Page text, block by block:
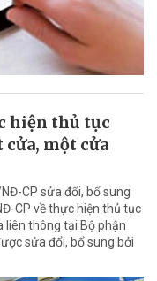
hiện thủ tục
một cửa
CP sửa đổi, bổ sung
CP về thực hiện thủ tục
liên thông tại Bộ phận
sửa đổi, bổ sung bởi